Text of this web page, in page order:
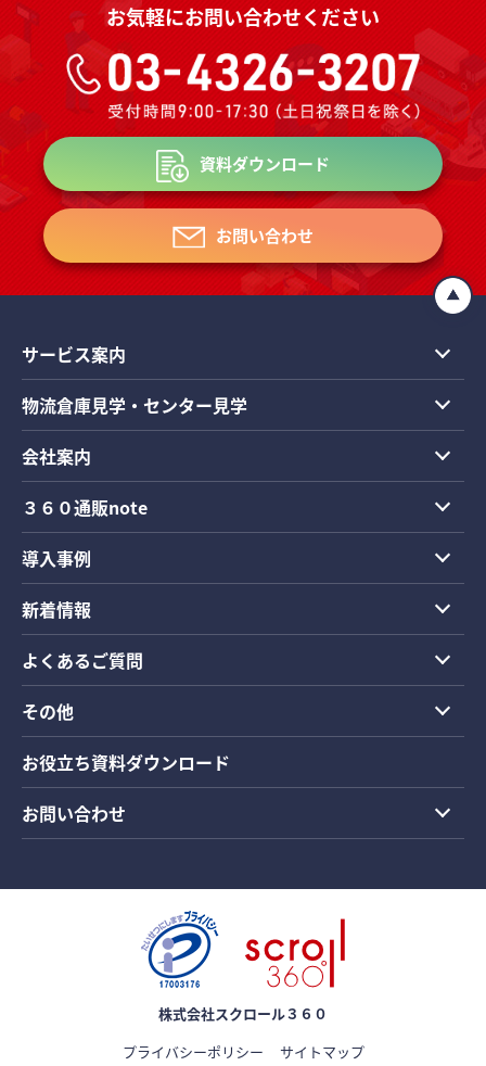
お気軽にお問い合わせください
資料ダウンロード
お問い合わせ
サービス案内
物流倉庫見学・センター見学
会社案内
３６０通販note
導入事例
新着情報
よくあるご質問
その他
お役立ち資料ダウンロード
お問い合わせ
株式会社スクロール３６０
プライバシーポリシー
サイトマップ